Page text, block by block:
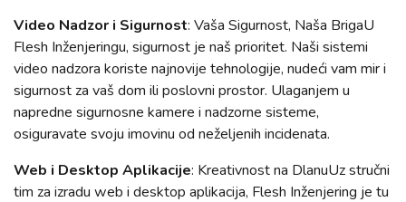
Video Nadzor i Sigurnost: Vaša Sigurnost, Naša BrigaU
Flesh Inženjeringu, sigurnost je naš prioritet. Naši sistemi
video nadzora koriste najnovije tehnologije, nudeći vam mir i
sigurnost za vaš dom ili poslovni prostor. Ulaganjem u
napredne sigurnosne kamere i nadzorne sisteme,
osiguravate svoju imovinu od neželjenih incidenata.
Web i Desktop Aplikacije: Kreativnost na DlanuUz stručni
tim za izradu web i desktop aplikacija, Flesh Inženjering je tu